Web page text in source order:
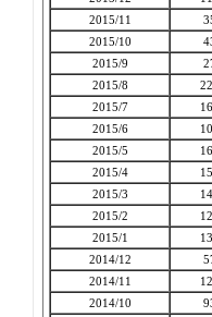
2015/11
2015/10
2015/9
2015/8
2015/7
2015/6
2015/5
2015/4
2015/3
2015/2
2015/1
2014/12
2014/11
2014/10